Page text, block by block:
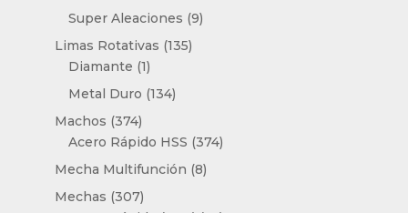
productos
Super Aleaciones 99
Limas Rotativas 135135
Diamante 11
producto
Metal Duro 134134
Machos 374374
productos
Acero Rápido HSS 374374
Mecha Multifunción 88
Mechas 307307